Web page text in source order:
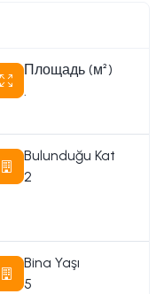
Площадь (м²)
.
Bulunduğu Kat
2
Bina Yaşı
5